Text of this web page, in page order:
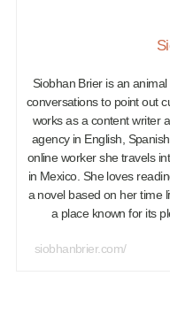
Siobhan Brier is an
conversations to point out
works as a content writer
agency in English,
online worker she travels
in Mexico. She loves
a novel based on her time
a place known for its
siobhanbrier.com/